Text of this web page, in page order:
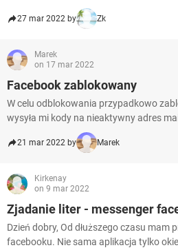
27 mar 2022 by Zk
Marek
on 17 mar 2022
Facebook zablokowany
W celu odblokowania przypadkowo
wysyła mi kody na nieaktywny adres
21 mar 2022 by Marek
Kirkenay
on 9 mar 2022
Zjadanie liter - messenger
Dzień dobry, Od dłuższego czasu mam
facebooku. Nie sama aplikacja tylko